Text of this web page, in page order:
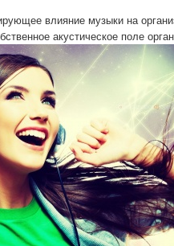
влияние музыки на
акустическое поле